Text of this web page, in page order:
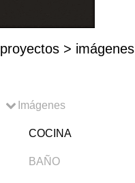
proyectos > imágenes
Imágenes
COCINA
BAÑO